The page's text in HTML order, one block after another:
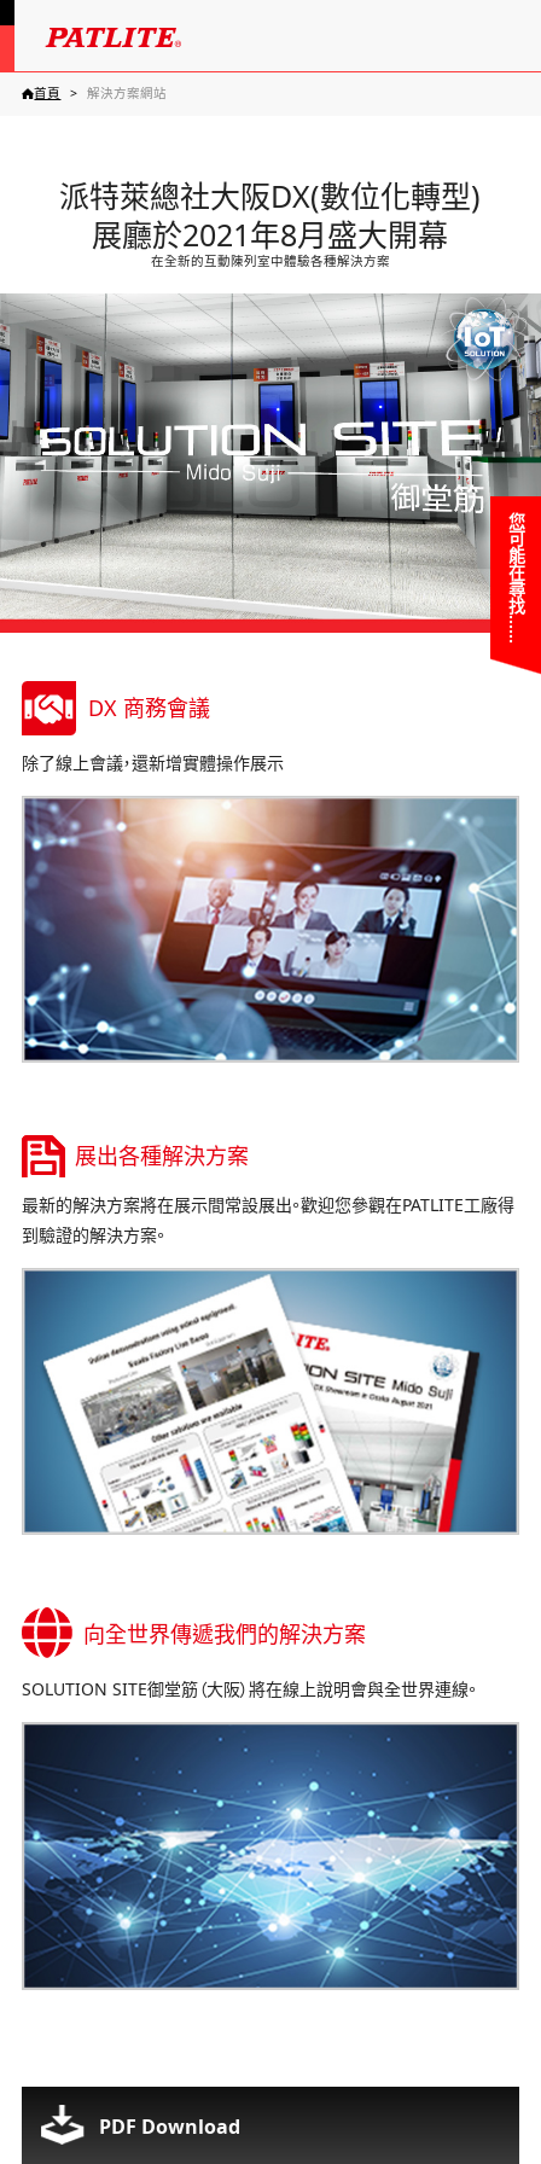
您可能在尋找……
首頁 解決方案網站
派特萊總社大阪DX(數位化轉型)
展廳於2021年8月盛大開幕
在全新的互動陳列室中體驗各種解決方案
DX 商務會議
除了線上會議，還新增實體操作展示
展出各種解決方案
最新的解決方案將在展示間常設展出。歡迎您參觀在PATLITE工廠得
到驗證的解決方案。
向全世界傳遞我們的解決方案
SOLUTION SITE御堂筋（大阪）將在線上說明會與全世界連線。
PDF Download